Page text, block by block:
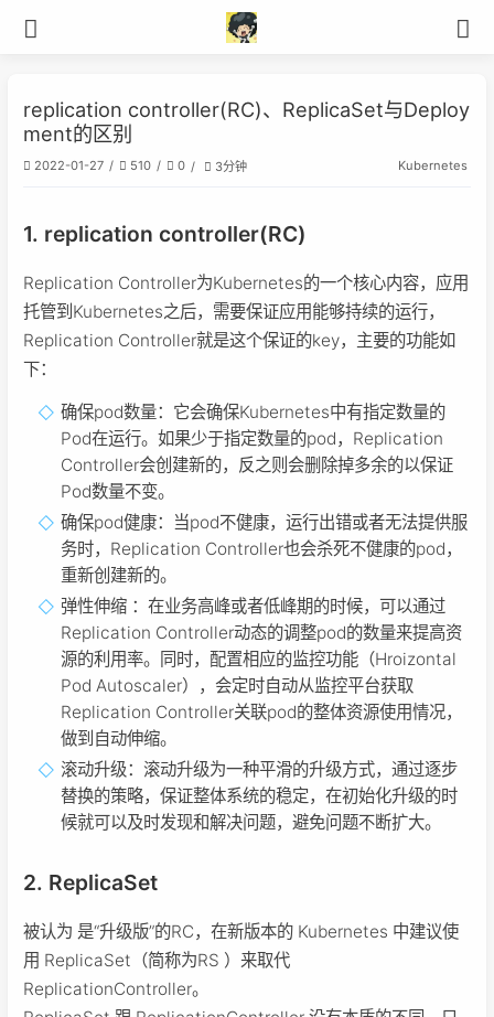
replication controller(RC)、ReplicaSet与Deploy
ment的区别
2022-01-27 510 0 3分钟 Kubernetes
1. replication controller(RC)
Replication Controller为Kubernetes的一个核心内容，应用
托管到Kubernetes之后，需要保证应用能够持续的运行，
Replication Controller就是这个保证的key，主要的功能如
下：
确保pod数量：它会确保Kubernetes中有指定数量的
Pod在运行。如果少于指定数量的pod，Replication
Controller会创建新的，反之则会删除掉多余的以保证
Pod数量不变。
确保pod健康：当pod不健康，运行出错或者无法提供服
务时，Replication Controller也会杀死不健康的pod，
重新创建新的。
弹性伸缩 ：在业务高峰或者低峰期的时候，可以通过
Replication Controller动态的调整pod的数量来提高资
源的利用率。同时，配置相应的监控功能（Hroizontal
Pod Autoscaler），会定时自动从监控平台获取
Replication Controller关联pod的整体资源使用情况，
做到自动伸缩。
滚动升级：滚动升级为一种平滑的升级方式，通过逐步
替换的策略，保证整体系统的稳定，在初始化升级的时
候就可以及时发现和解决问题，避免问题不断扩大。
2. ReplicaSet
被认为 是“升级版”的RC，在新版本的 Kubernetes 中建议使
用 ReplicaSet（简称为RS ）来取代
ReplicationController。